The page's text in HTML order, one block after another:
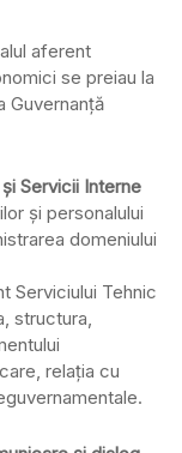
aferent
se preiau la
Guvernanţă
Servicii Interne
şi personalului
domeniului
Serviciului Tehnic
structura,
relaţia cu